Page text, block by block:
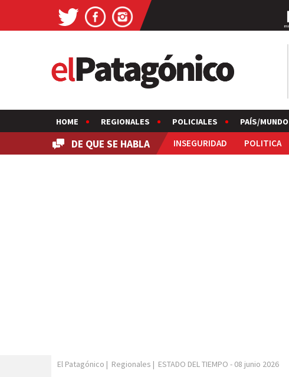
HOME REGIONALES POLICIALES PAÍS/MUNDO
DE QUE SE HABLA INSEGURIDAD POLITICA
El Patagónico | Regionales | ESTADO DEL TIEMPO - 08 junio 2026